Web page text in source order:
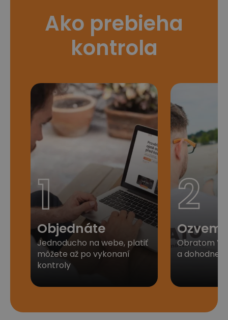
Ako prebieha
kontrola
1
Objednáte
Jednoducho na webe, platiť
môžete až po vykonaní
kontroly
2
Obratom
a